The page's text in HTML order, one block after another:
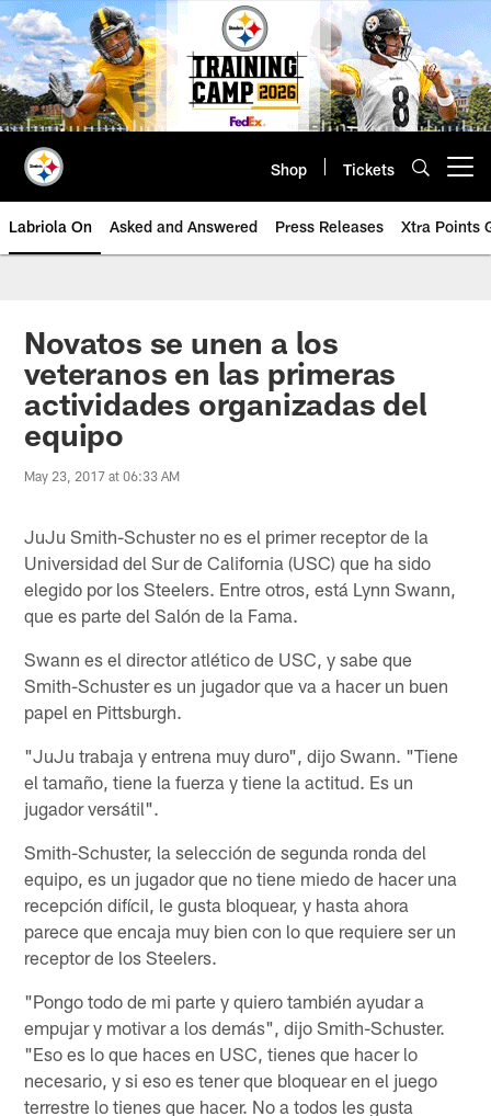
Skip
to
main
content
Shop Tickets
Labriola On Asked and Answered Press Releases Xtra Points
Novatos se unen a los
veteranos en las primeras
actividades organizadas del
equipo
May 23, 2017 at 06:33 AM
JuJu Smith-Schuster no es el primer receptor de la
Universidad del Sur de California (USC) que ha sido
elegido por los Steelers. Entre otros, está Lynn Swann,
que es parte del Salón de la Fama.
Swann es el director atlético de USC, y sabe que
Smith-Schuster es un jugador que va a hacer un buen
papel en Pittsburgh.
"JuJu trabaja y entrena muy duro", dijo Swann. "Tiene
el tamaño, tiene la fuerza y ​​tiene la actitud. Es un
jugador versátil".
Smith-Schuster, la selección de segunda ronda del
equipo, es un jugador que no tiene miedo de hacer una
recepción difícil, le gusta bloquear, y hasta ahora
parece que encaja muy bien con lo que requiere ser un
receptor de los Steelers.
"Pongo todo de mi parte y quiero también ayudar a
empujar y motivar a los demás", dijo Smith-Schuster.
"Eso es lo que haces en USC, tienes que hacer lo
necesario, y si eso es tener que bloquear en el juego
terrestre lo tienes que hacer. No a todos les gusta